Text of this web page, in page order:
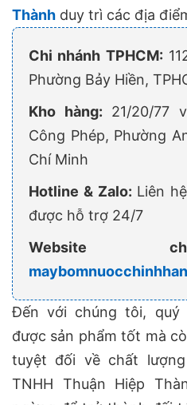
Thành duy trì các địa
Chi nhánh TPHCM:
Phường Bảy Hiền,
Kho hàng: 21/20/77
Công Phép, Phường
Chí Minh
Hotline & Zalo: Liên
được hỗ trợ 24/7
Website
Đến với chúng tôi, quý
được sản phẩm tốt mà
tuyệt đối về chất
TNHH Thuận Hiệp